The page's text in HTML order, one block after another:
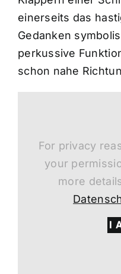
einerseits das
Gedanken
perkussive
schon nahe
For privacy
your
more
I